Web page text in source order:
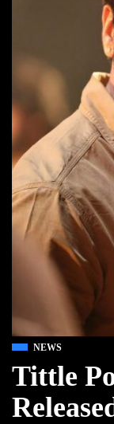
NEWS
Tittle